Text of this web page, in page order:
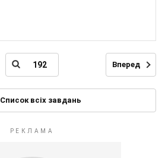
Вперед
Список всіх завдань